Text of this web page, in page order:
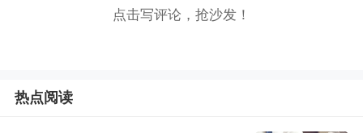
点击写评论，抢沙发！
热点阅读